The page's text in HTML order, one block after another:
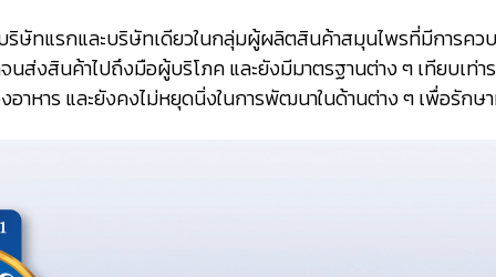
ริษัทแรกและบริษัทเดียวในกลุ่มผู้ผลิตสินค้าสมุนไพรที่มีการค
ส่งสินค้าไปถึงมือผู้บริโภค และยังมีมาตรฐานต่าง ๆ เทียบเท่
อาหาร และยังคงไม่หยุดนิ่งในการพัฒนาในด้านต่าง ๆ เพื่อรักษ